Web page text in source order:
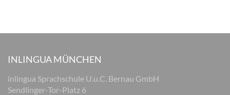
INLINGUA MÜNCHEN
inlingua Sprachschule U.u.C. Bernau GmbH
Sendlinger-Tor-Platz 6